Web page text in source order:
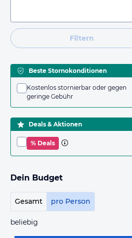
Filtern
Beste Stornokonditionen
Kostenlos stornierbar oder gegen
geringe Gebühr
Deals & Aktionen
% Deals
Dein Budget
Gesamt pro Person
beliebig